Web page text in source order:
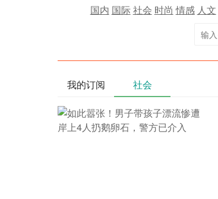
国内 国际社会 时尚 情感 人文
我的订阅 社会